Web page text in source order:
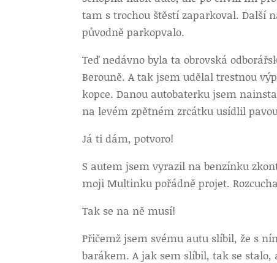
tam s trochou štěstí zaparkoval. Další
původně parkopvalo.
Teď nedávno byla ta obrovská
Berouně. A tak jsem udělal trestnou
kopce. Danou autobaterku jsem
na levém zpětném zrcátku usídlil
Já ti dám, potvoro!
S autem jsem vyrazil na benzínku
moji Multinku pořádně projet.
Tak se na ně musí!
Přičemž jsem svému autu slíbil, že s
barákem. A jak sem slíbil, tak se